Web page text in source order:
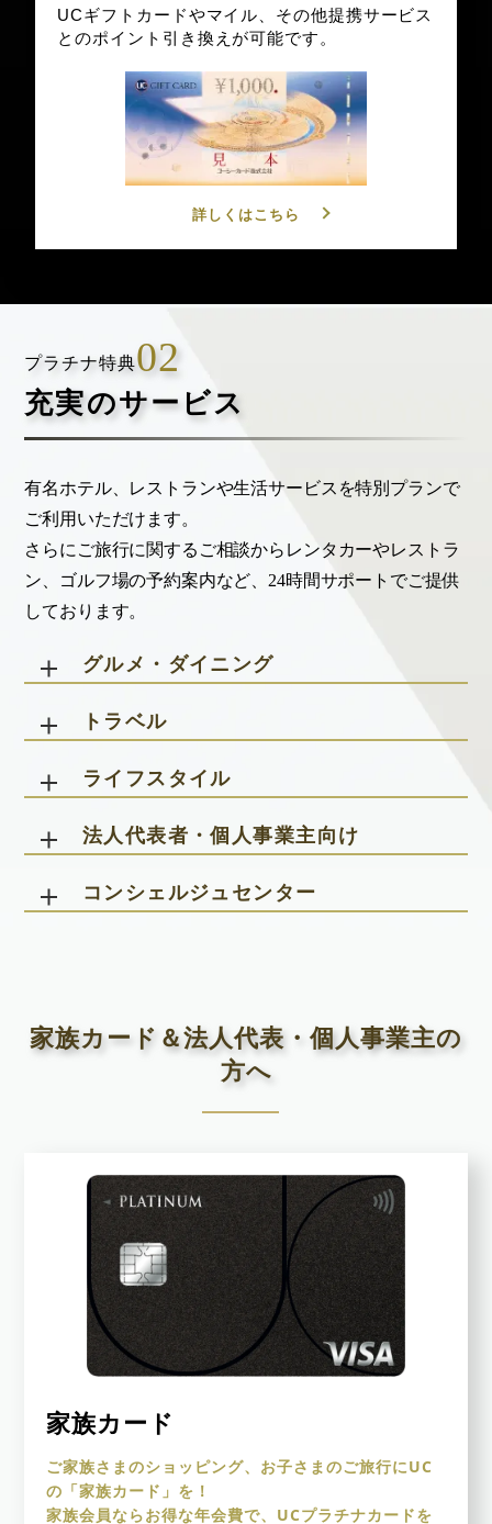
UCギフトカードやマイル、その他提携サービス
とのポイント引き換えが可能です。
詳しくはこちら
プラチナ特典
充実のサービス
有名ホテル、レストランや生活サービスを特別プランで
ご利用いただけます。
さらにご旅行に関するご相談からレンタカーやレストラ
ン、ゴルフ場の予約案内など、24時間サポートでご提供
しております。
グルメ・ダイニング
トラベル
ライフスタイル
法人代表者・個人事業主向け
コンシェルジュセンター
家族カード＆法人代表・個人事業主の
方へ
家族カード
ご家族さまのショッピング、お子さまのご旅行にUC
の「家族カード」を！
家族会員ならお得な年会費で、UCプラチナカードを